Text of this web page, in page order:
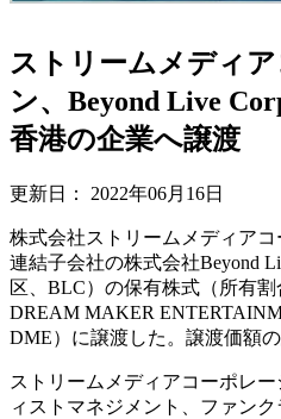
ストリームメディ
ン、Beyond Live
香港の企業へ譲渡
更新日： 2022年06月16日
株式会社ストリームメディアコ
連結子会社の株式会社Beyond
区、BLC）の保有株式（所有割
DREAM MAKER
DME）に譲渡した。譲渡価額の
ストリームメディアコーポレ
ィストマネジメント、ファン